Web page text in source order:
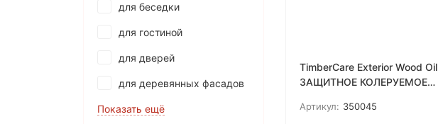
TimberCare Exterior Wood Oil
ЗАЩИТНОЕ КОЛЕРУЕМОЕ
РАБОТ
Артикул: 350045
для беседки
для гостиной
для дверей
для деревянных фасадов
Показать ещё